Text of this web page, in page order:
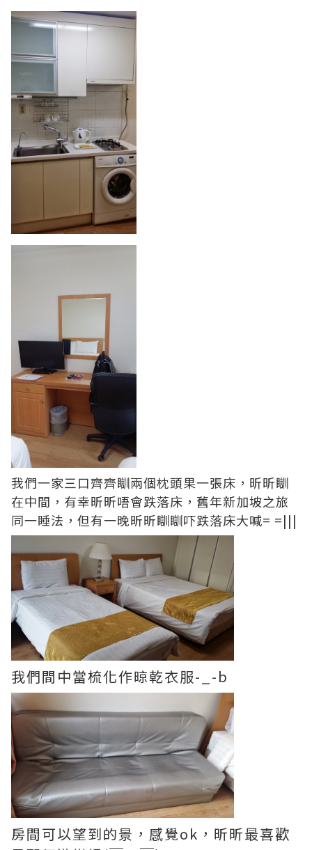
我們一家三口齊齊瞓兩個枕頭果一張床，昕昕瞓
在中間，有幸昕昕唔會跌落床，舊年新加坡之旅
同一睡法，但有一晚昕昕瞓瞓吓跌落床大喊= =|||
我們間中當梳化作晾乾衣服-_-b
房間可以望到的景，感覺ok，昕昕最喜歡